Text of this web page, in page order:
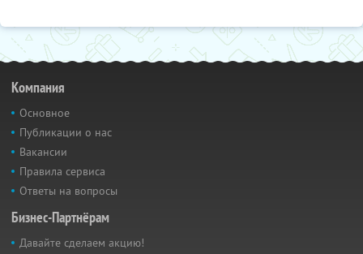
Компания
Основное
Публикации о нас
Вакансии
Правила сервиса
Ответы на вопросы
Бизнес-Партнёрам
Давайте сделаем акцию!